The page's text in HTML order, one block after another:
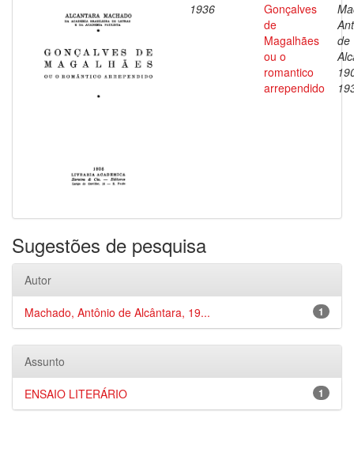
1936
Gonçalves
de
Magalhães
ou o
romantico
arrependido
de
Sugestões de pesquisa
Autor
1
Machado, Antônio de Alcântara, 19...
Assunto
1
ENSAIO LITERÁRIO